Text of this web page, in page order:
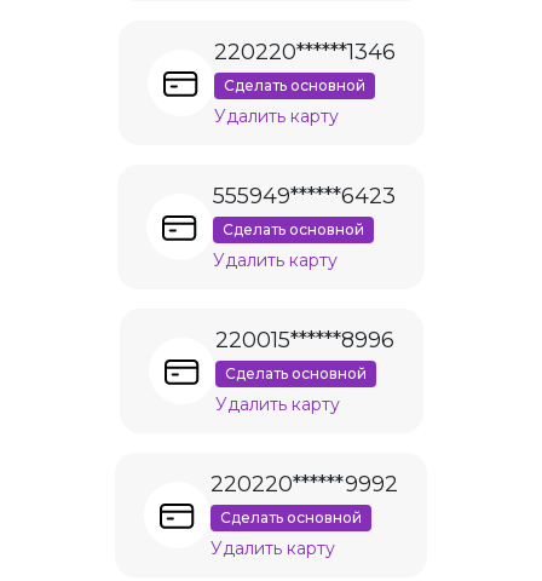
220220******1346
Сделать основной
Удалить карту
555949******6423
Сделать основной
Удалить карту
220015******8996
Сделать основной
Удалить карту
220220******9992
Сделать основной
Удалить карту